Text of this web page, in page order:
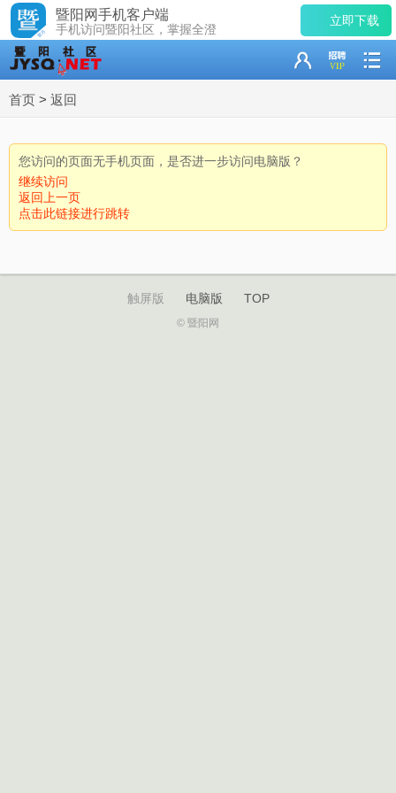
暨阳网手机客户端
手机访问暨阳社区，掌握全澄
立即下载
首页 > 返回
您访问的页面无手机页面，是否进一步访问电脑版？
继续访问
返回上一页
点击此链接进行跳转
触屏版 电脑版 TOP
© 暨阳网